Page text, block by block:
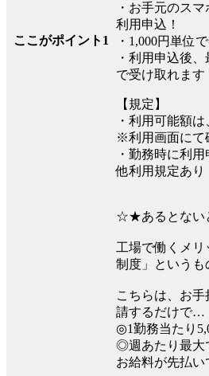
ここがポイント1
・お手元のス
利用申込！
・1,000円単位
・利用申込後
で受け取れます
【規定】
・利用可能額
※利用画面にて
・勤務時に利
他利用規定あり
☆★あるとない
工場で働くメ
制度」というも
こちらは、お手
請するだけで…
◎1勤務当たり
◎週あたり最大
お給料が先払い